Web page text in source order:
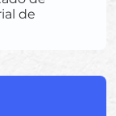
de